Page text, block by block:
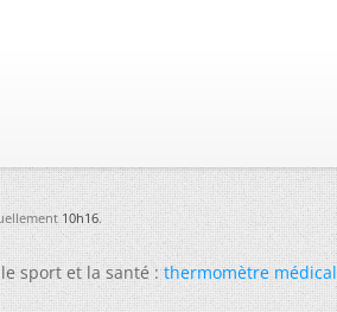
10h16.
sport et la santé :thermomètre médical